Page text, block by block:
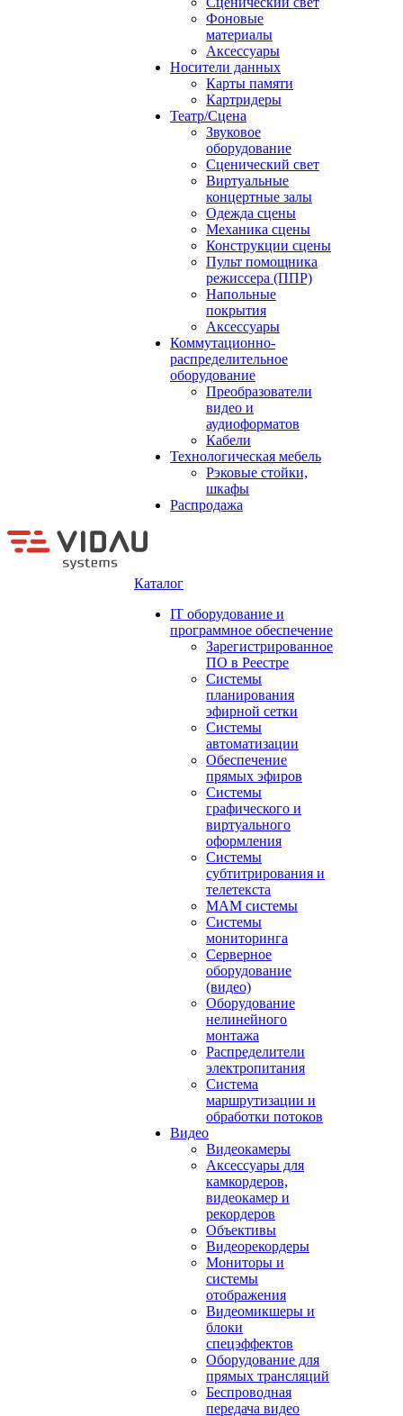
Фоновые
материалы
Аксессуары
Носители данных
Карты памяти
Картридеры
Театр/Сцена
Звуковое
оборудование
Сценический свет
Виртуальные
концертные залы
Одежда сцены
Механика сцены
Конструкции сцены
Пульт помощника
режиссера (ППР)
Напольные
покрытия
Аксессуары
Коммутационно-
распределительное
оборудование
Преобразователи
видео и
аудиоформатов
Кабели
Технологическая мебель
Рэковые стойки,
шкафы
Распродажа
Каталог
IT оборудование и
программное обеспечение
Зарегистрированное
ПО в Реестре
Системы
планирования
эфирной сетки
Системы
автоматизации
Обеспечение
прямых эфиров
Системы
графического и
виртуального
оформления
Системы
субтитрирования и
телетекста
MAM системы
Системы
мониторинга
Серверное
оборудование
(видео)
Оборудование
нелинейного
монтажа
Распределители
электропитания
Система
маршрутизации и
обработки потоков
Видео
Видеокамеры
Аксессуары для
камкордеров,
видеокамер и
рекордеров
Объективы
Видеорекордеры
Мониторы и
системы
отображения
Видеомикшеры и
блоки
спецэффектов
Оборудование для
прямых трансляций
Беспроводная
передача видео